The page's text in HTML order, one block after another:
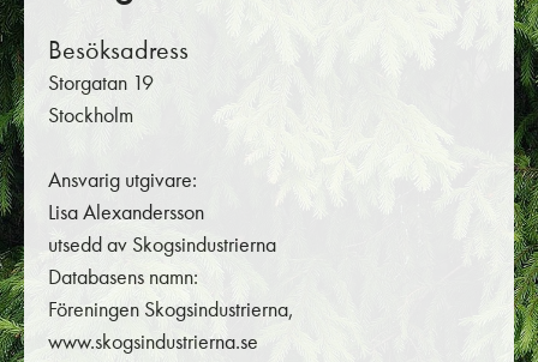
Besöksadress
Storgatan 19
Stockholm
Ansvarig utgivare:
Lisa Alexandersson
utsedd av Skogsindustrierna
Databasens namn:
Föreningen Skogsindustrierna,
www.skogsindustrierna.se